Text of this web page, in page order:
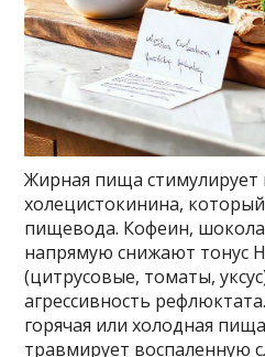
Жирная пища стимулирует
холецистокинина,
пищевода. Кофеин,
напрямую снижают тонус
(цитрусовые, томаты,
агрессивность
горячая или холодная
травмирует воспаленную